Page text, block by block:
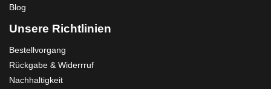
Blog
Unsere Richtlinien
Bestellvorgang
Rückgabe & Widerrruf
Nachhaltigkeit